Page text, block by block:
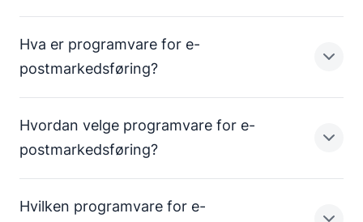
Hva er programvare for e-
postmarkedsføring?
Programvare for e-postmarkedsføring er et verktøy
forbedre e-postmarkedsføringsflyten deres. Slike
Hvordan velge programvare for e-
postmarkedsføring?
Hvilken programvare for e-